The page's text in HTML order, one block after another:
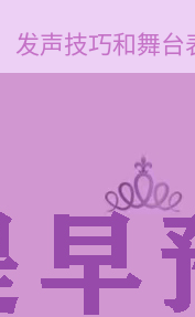
声技巧和舞台